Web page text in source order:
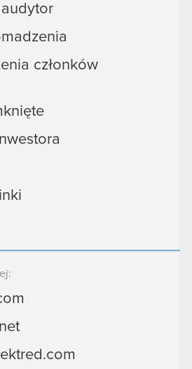
członków